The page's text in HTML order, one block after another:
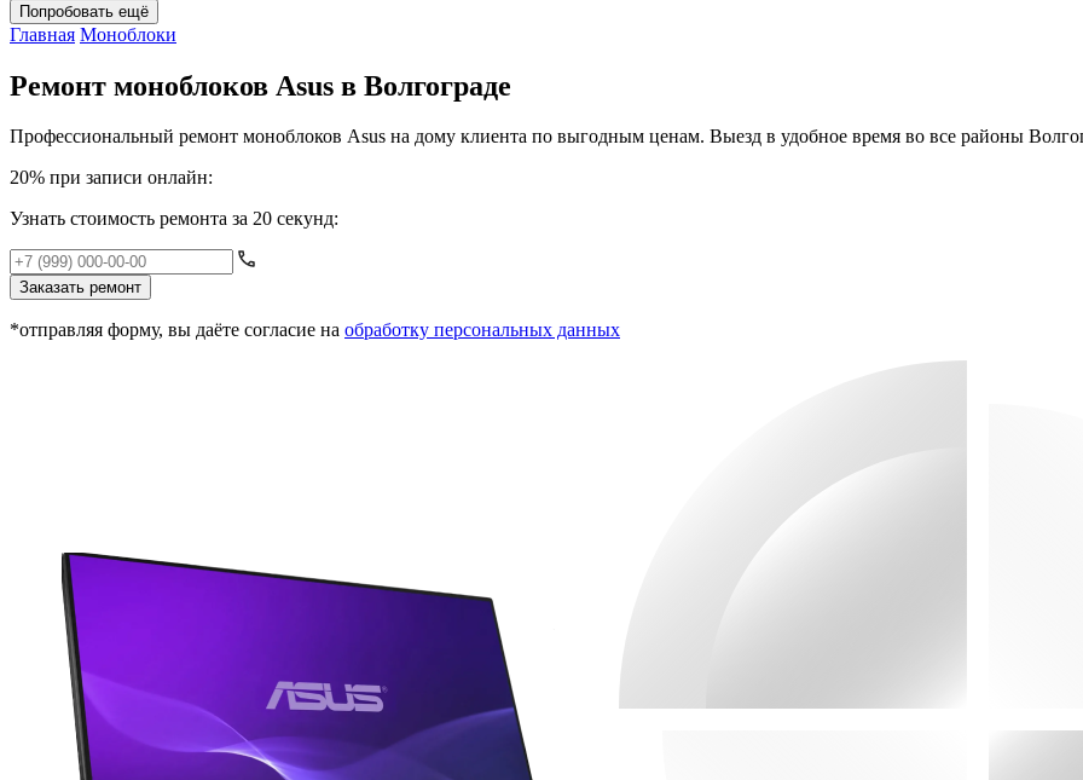
Попробовать ещё
Главная Моноблоки
Ремонт моноблоков Asus в Волгограде
Профессиональный ремонт моноблоков Asus на дому клиента по выгодным ценам. Выезд в удобное время во все районы
20% при записи онлайн:
Узнать стоимость ремонта за 20 секунд:
Заказать ремонт
*отправляя форму, вы даёте согласие на обработку персональных данных